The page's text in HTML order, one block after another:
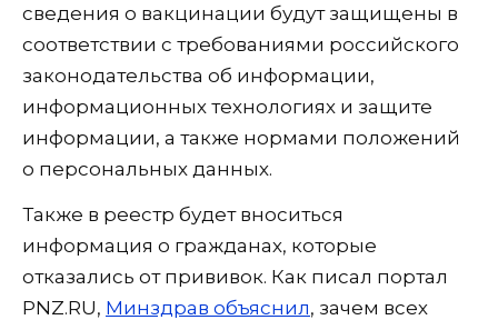
сведения о вакцинации будут защищены в
соответствии с требованиями российского
законодательства об информации,
информационных технологиях и защите
информации, а также нормами положений
о персональных данных.
Также в реестр будет вноситься
информация о гражданах, которые
отказались от прививок. Как писал портал
PNZ.RU, Минздрав объяснил, зачем всех